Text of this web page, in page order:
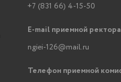
+7 (831 66) 4-15-50
E-mail приемной
ngiei-126@mail.ru
Телефон приемной